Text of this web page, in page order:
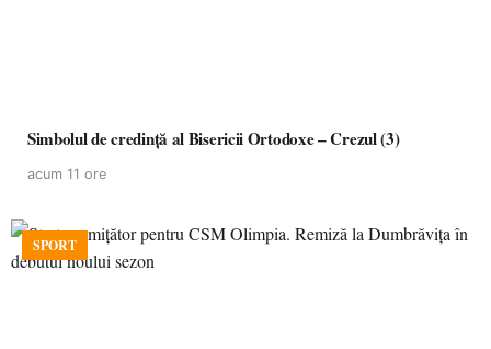
Simbolul de credinţă al Bisericii Ortodoxe – Crezul (3)
acum 11 ore
SPORT